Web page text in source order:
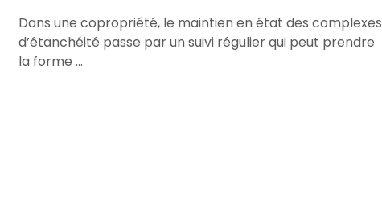
Dans une copropriété, le maintien en état des complexes
d’étanchéité passe par un suivi régulier qui peut prendre
la forme ...